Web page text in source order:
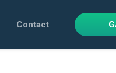
Contact